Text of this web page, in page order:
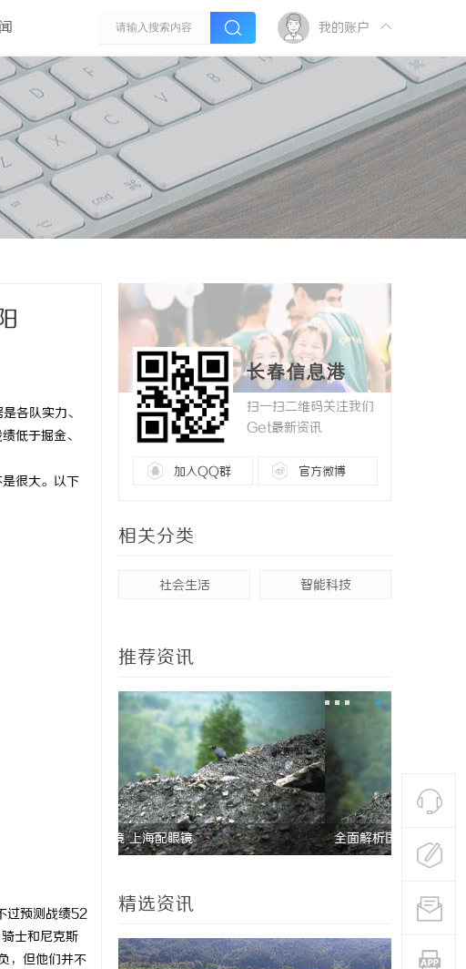
我的账户
各队实力、
低于掘金、
很大。以下
过预测战绩52
士和尼克斯
，但他们并不
长春信息港
扫一扫二维码关注我们
Get最新资讯
加入QQ群 官方微博
相关分类
社会生活 智能科技
推荐资讯
全面解析国信招标采购信息网的功能与优势
精选资讯